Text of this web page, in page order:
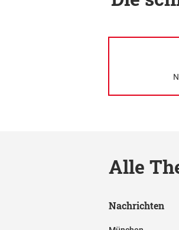
Alle
Nachrichten